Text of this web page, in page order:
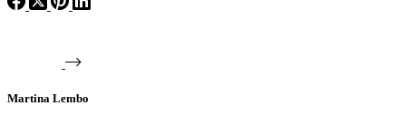
Condividi
Martina Lembo